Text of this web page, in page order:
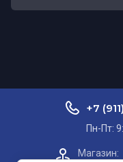
+7
Пн-Пт:
Магазин:​